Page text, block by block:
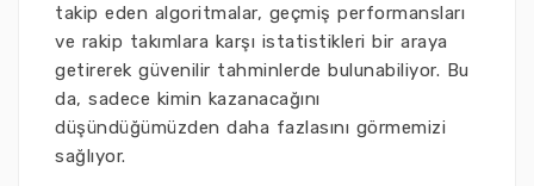
takip eden algoritmalar, geçmiş performansları
ve rakip takımlara karşı istatistikleri bir araya
getirerek güvenilir tahminlerde bulunabiliyor. Bu
da, sadece kimin kazanacağını
düşündüğümüzden daha fazlasını görmemizi
sağlıyor.